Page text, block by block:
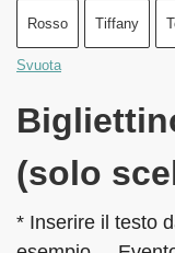
Rosso Tiffany
Svuota
(solo
* Inserire il testo